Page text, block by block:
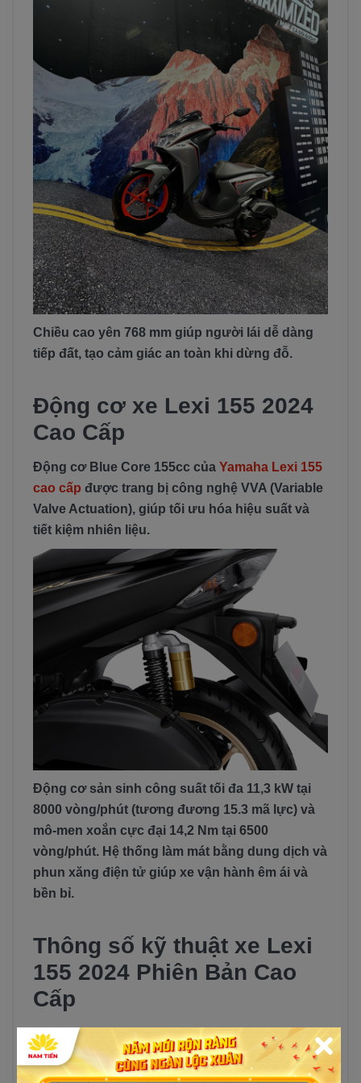
Chiều cao yên 768 mm giúp người lái dễ dàng
tiếp đất, tạo cảm giác an toàn khi dừng đỗ.
Động cơ xe Lexi 155 2024
Cao Cấp
Động cơ Blue Core 155cc của Yamaha Lexi 155
cao cấp được trang bị công nghệ VVA (Variable
Valve Actuation), giúp tối ưu hóa hiệu suất và
tiết kiệm nhiên liệu.
Động cơ sản sinh công suất tối đa 11,3 kW tại
8000 vòng/phút (tương đương 15.3 mã lực) và
mô-men xoắn cực đại 14,2 Nm tại 6500
vòng/phút. Hệ thống làm mát bằng dung dịch và
phun xăng điện tử giúp xe vận hành êm ái và
bền bỉ.
Thông số kỹ thuật xe Lexi
155 2024 Phiên Bản Cao
Cấp
Loại
Động cơ xăng, 4 kỳ, 1 xi lanh,
làm mát bằng chất lỏng